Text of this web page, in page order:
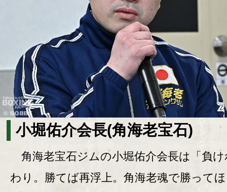
小堀佑介会長(角海老宝石)
角海老宝石ジムの小堀佑介会長は「負
わり。勝てば再浮上。角海老魂で勝って